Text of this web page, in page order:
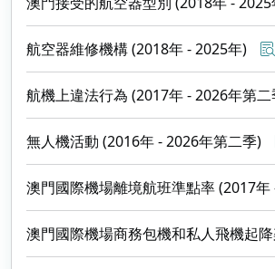
航空器維修機構 (2018年 - 2025年)
航機上違法行為 (2017年 - 2026年第二
無人機活動 (2016年 - 2026年第二季)